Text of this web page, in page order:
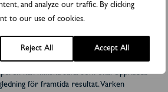
and analyze our traffic. By clicking
to our use of cookies.
Reject All Accept All
investerares beslut avseende den
investerare eller potentiell
en egenundersökning, analys och
och informationen som beskrivs i
offentligt tillgänglig information. Priset
kan minska såväl som öka. Uppnådda
för framtida resultat. Varken